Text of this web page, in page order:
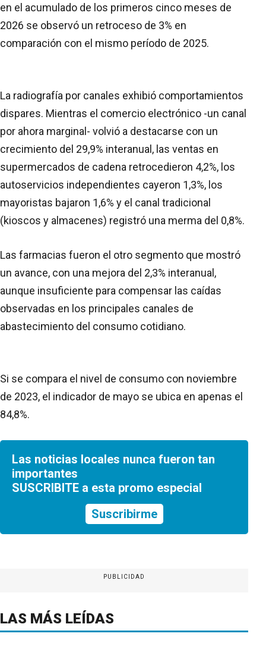
en el acumulado de los primeros cinco meses de
2026 se observó un retroceso de 3% en
comparación con el mismo período de 2025.
La radiografía por canales exhibió comportamientos
dispares. Mientras el comercio electrónico -un canal
por ahora marginal- volvió a destacarse con un
crecimiento del 29,9% interanual, las ventas en
supermercados de cadena retrocedieron 4,2%, los
autoservicios independientes cayeron 1,3%, los
mayoristas bajaron 1,6% y el canal tradicional
(kioscos y almacenes) registró una merma del 0,8%.
Las farmacias fueron el otro segmento que mostró
un avance, con una mejora del 2,3% interanual,
aunque insuficiente para compensar las caídas
observadas en los principales canales de
abastecimiento del consumo cotidiano.
Si se compara el nivel de consumo con noviembre
de 2023, el indicador de mayo se ubica en apenas el
84,8%.
Las noticias locales nunca fueron tan
importantes
SUSCRIBITE a esta promo especial
Suscribirme
PUBLICIDAD
LAS MÁS LEÍDAS